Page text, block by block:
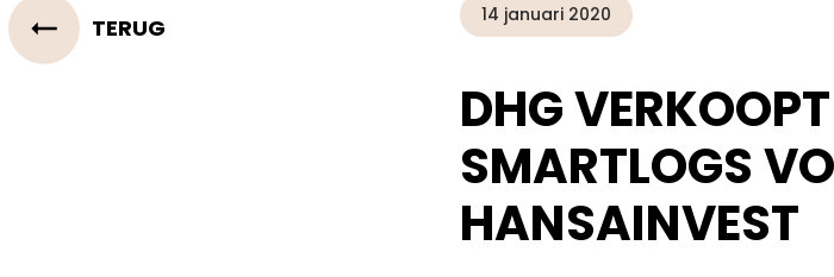
TERUG 14 januari 2020
DHG
SMARTLOGS
HANSAINVEST